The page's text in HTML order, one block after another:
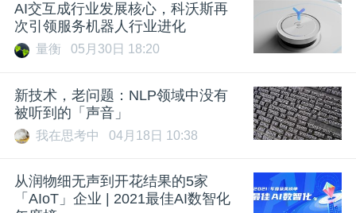
AI交互成行业发展核心，科沃斯再
次引领服务机器人行业进化
量衡 05月30日 18:20
新技术，老问题：NLP领域中没有
被听到的「声音」
我在思考中 04月18日 10:38
从润物细无声到开花结果的5家
「AIoT」企业 | 2021最佳AI数智化